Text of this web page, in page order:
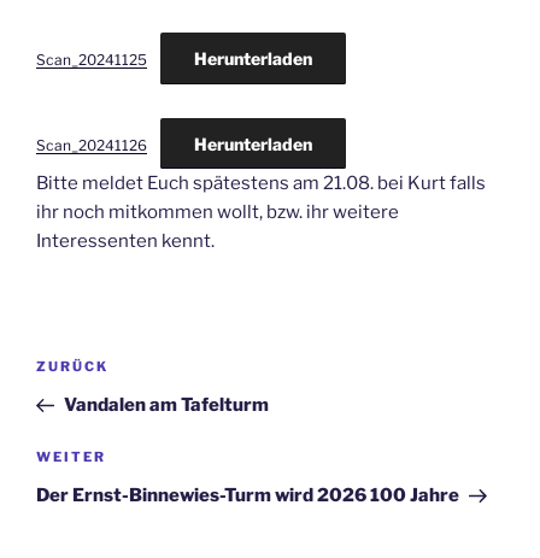
Scan_20241125 Herunterladen
Scan_20241126 Herunterladen
Bitte meldet Euch spätestens am 21.08. bei Kurt falls
ihr noch mitkommen wollt, bzw. ihr weitere
Interessenten kennt.
Beitragsnavigation
Vorheriger
Beitrag
ZURÜCK
Vandalen am Tafelturm
Nächster
Beitrag
WEITER
Der Ernst-Binnewies-Turm wird 2026 100 Jahre